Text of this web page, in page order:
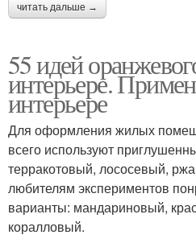
читать дальше →
55 идей
интерьере.
интерьере
Для оформления жилых
всего используют
терракотовый, лососевый,
любителям экспериментов
варианты: мандариновый,
коралловый.